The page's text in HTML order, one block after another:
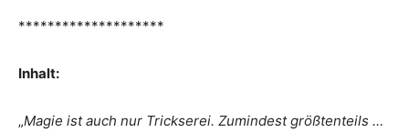
********************
Inhalt:
„Magie ist auch nur Trickserei. Zumindest größtenteils …